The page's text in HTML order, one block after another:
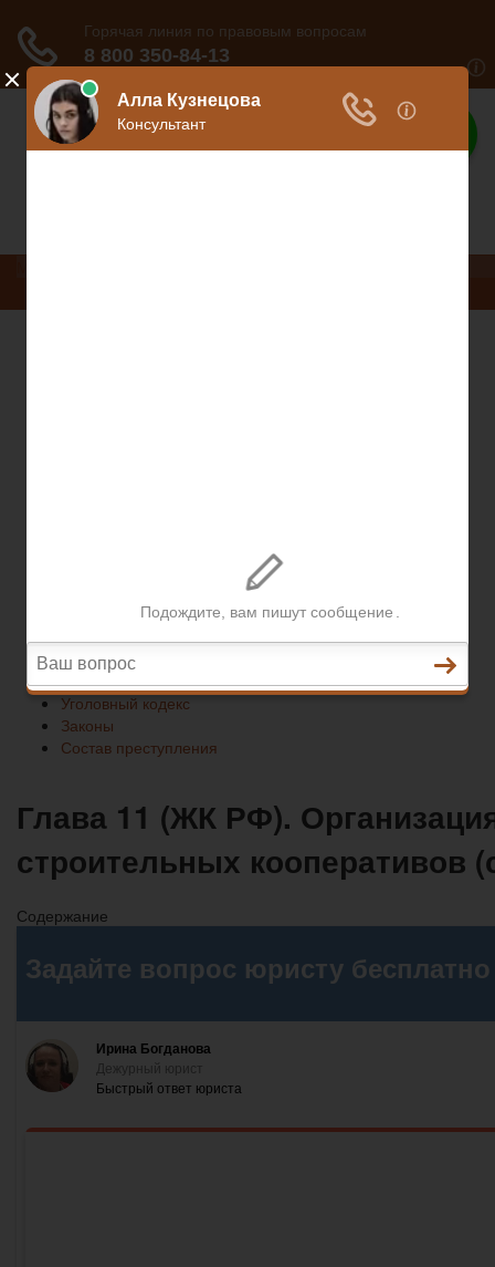
Ваше право
Состав преступления
Право на защиту
Гражданский кодекс
Освобождение
Уголовный кодекс
Законы
Состав преступления
Глава 11 (ЖК РФ).
строительных кооперативов
Содержание